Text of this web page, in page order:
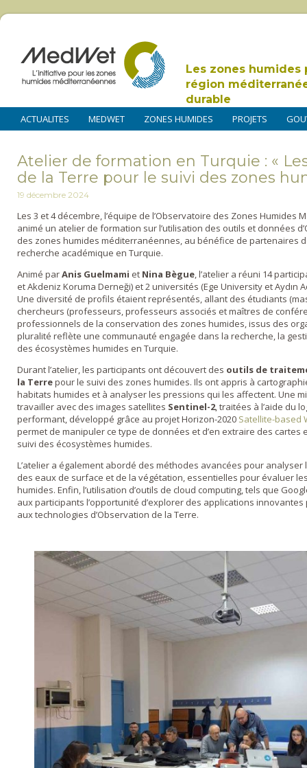
Les zones humides
région
durable
ACTUALITES MEDWET ZONES HUMIDES PROJETS
Atelier de formation en Turquie : «
de la Terre pour le suivi des zones
19 décembre 2024
Les 3 et 4 décembre, l’équipe de l’Observatoire des Zones Humides
animé un atelier de formation sur l’utilisation des outils et données
des zones humides méditerranéennes, au bénéfice de partenaires
recherche académique en Turquie.
Animé parAnis Guelmami et Nina Bègue, l’atelier a réuni 14
et Akdeniz Koruma Derneği) et 2 universités (Ege University et
Une diversité de profils étaient représentés, allant des étudiants
chercheurs (professeurs, professeurs associés et maîtres de
professionnels de la conservation des zones humides, issus des
pluralité reflète une communauté engagée dans la recherche, la
des écosystèmes humides en Turquie.
Durant l’atelier, les participants ont découvert des outils de
la Terrepour le suivi des zones humides. Ils ont appris à
habitats humides et à analyser les pressions qui les affectent. Une
travailler avec des images satellites Sentinel-2, traitées à l’aide du
performant, développé grâce au projet Horizon-2020 Satellite-based
permet de manipuler ce type de données et d’en extraire des
suivi des écosystèmes humides.
L’atelier a également abordé des méthodes avancées pour
des eaux de surface et de la végétation, essentielles pour évaluer
humides. Enfin, l’utilisation d’outils de cloud computing, tels que
aux participants l’opportunité d’explorer des applications
aux technologies d’Observation de la Terre.